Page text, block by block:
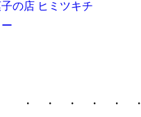
の店 ヒミツキチ
・ ・ ・ ・ ・ ・